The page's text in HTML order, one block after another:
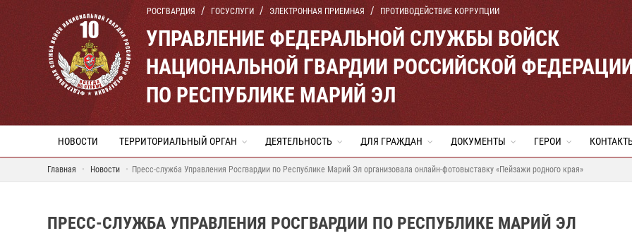
РОСГВАРДИЯ ГОСУСЛУГИ ЭЛЕКТРОННАЯ ПРИЕМНАЯ ПРОТИВОДЕЙСТВИЕ КОРРУПЦИИ
УПРАВЛЕНИЕ ФЕДЕРАЛЬНОЙ СЛУЖБЫ ВОЙСК
НАЦИОНАЛЬНОЙ ГВАРДИИ РОССИЙСКОЙ
ПО РЕСПУБЛИКЕ МАРИЙ ЭЛ
НОВОСТИ ТЕРРИТОРИАЛЬНЫЙ ОРГАН ДЕЯТЕЛЬНОСТЬ ДЛЯ ГРАЖДАН ДОКУМЕНТЫ ГЕРОИ
Главная Новости Пресс-служба Управления Росгвардии по Республике Марий Эл организовала онлайн-фотовыставку «Пейзажи родного края»
ПРЕСС-СЛУЖБА УПРАВЛЕНИЯ РОСГВАРДИИ ПО РЕСПУБЛИКЕ МАРИЙ ЭЛ